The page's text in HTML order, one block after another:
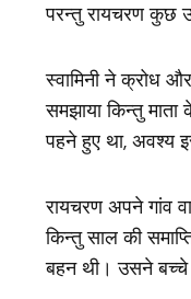
परन्तु रायचरण कुछ
स्वामिनी ने क्रोध
समझाया किन्तु
पहने हुए था, अवश्य
रायचरण अपने गांव
किन्तु साल की
बहन थी। उसने बच्चे